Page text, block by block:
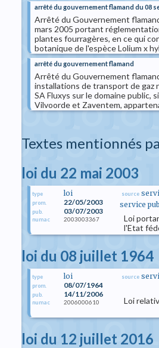
arrêté du gouvernement flamand du 08
Arrêté du Gouvernement
mars 2005 portant
plantes fourragères, en ce qui
botanique de l'espèce Lolium x
arrêté du gouvernement flamand
Arrêté du Gouvernement
installations de transport de gaz
SA Fluxys sur le domaine public,
Vilvoorde et Zaventem,
Textes mentionnés
loi du 22 mai 2003
type loi
prom. 22/05/2003
pub. 03/07/2003
numac 2003003367
source
service
Loi
l'Etat
loi du 08 juillet 1964
type loi
prom. 08/07/1964
pub. 14/11/2006
numac 2006000610
source
Loi
loi du 12 juillet 2016